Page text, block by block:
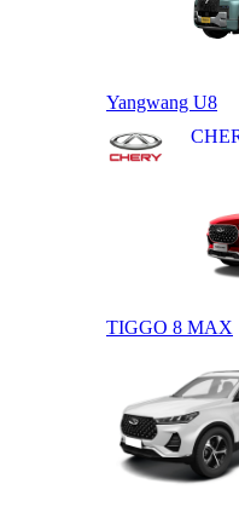
Yangwang U8
TIGGO 8 MAX